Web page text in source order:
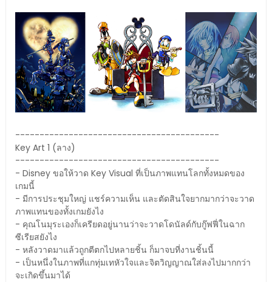
------------------------------------------
Key Art 1 (ลาง)
------------------------------------------
- Disney ขอให้วาด Key Visual ที่เป็นภาพแทนโลกทั้งหมดของ
เกมนี้
- มีการประชุมใหญ่ แชร์ความเห็น และตัดสินใจยากมากว่าจะวาด
ภาพแทนของทั้งเกมยังไง
- คุณโนมุระเองก็เครียดอยู่นานว่าจะวาดโดนัลด์กับกู๊ฟฟี่ในฉาก
ซีเรียสยังไง
- หลังวาดมาแล้วถูกตีตกไปหลายชิ้น ก็มาจบที่งานชิ้นนี้
- เป็นหนึ่งในภาพที่แกทุ่มเทหัวใจและจิตวิญญาณใส่ลงไปมากกว่า
จะเกิดขึ้นมาได้